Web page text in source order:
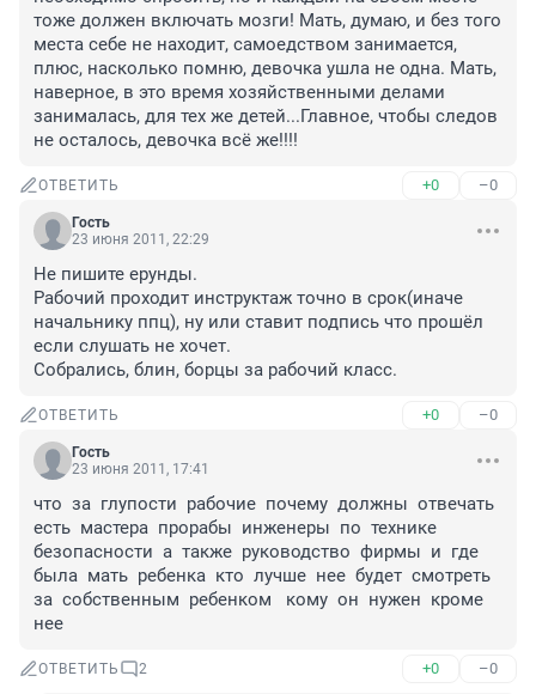
тоже должен включать мозги! Мать, думаю, и без того
места себе не находит, самоедством занимается,
плюс, насколько помню, девочка ушла не одна. Мать,
наверное, в это время хозяйственными делами
занималась, для тех же детей...Главное, чтобы следов
не осталось, девочка всё же!!!!
ОТВЕТИТЬ +0 –0
Гость
23 июня 2011, 22:29
Не пишите ерунды.
Рабочий проходит инструктаж точно в срок(иначе
начальнику ппц), ну или ставит подпись что прошёл
если слушать не хочет.
Собрались, блин, борцы за рабочий класс.
ОТВЕТИТЬ +0 –0
Гость
23 июня 2011, 17:41
что  за  глупости  рабочие  почему  должны  отвечать
есть  мастера  прорабы  инженеры  по  технике
безопасности  а  также  руководство  фирмы  и  где
была  мать  ребенка  кто  лучше  нее  будет  смотреть
за  собственным  ребенком   кому  он  нужен  кроме
нее
ОТВЕТИТЬ 2 +0 –0